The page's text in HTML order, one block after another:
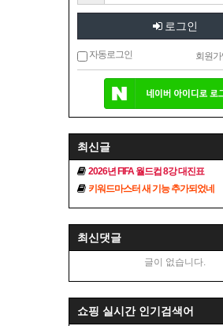
로그인
자동로그인 회원가
최신글
2026년 FIFA 월드컵 8강 대진표
키워드마스터 새 기능 추가되었네
최신댓글
글이 없습니다.
쇼핑 실시간 인기검색어